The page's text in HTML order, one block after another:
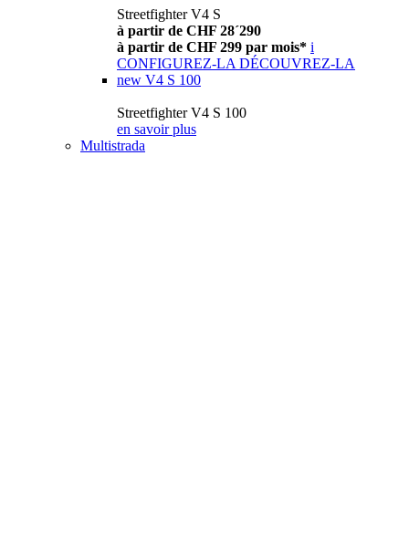
Streetfighter V4 S
à partir de CHF 28´290
à partir de CHF 299 par mois* i
CONFIGUREZ-LA DÉCOUVREZ-LA
new V4 S 100
Streetfighter V4 S 100
en savoir plus
Multistrada